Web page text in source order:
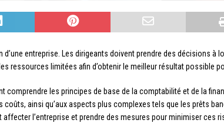
entreprise. Les dirigeants doivent prendre des décisions à
ressources limitées afin d’obtenir le meilleur résultat possible
comprendre les principes de base de la comptabilité et de la
ainsi qu’aux aspects plus complexes tels que les prêts
l’entreprise et prendre des mesures pour minimiser ces